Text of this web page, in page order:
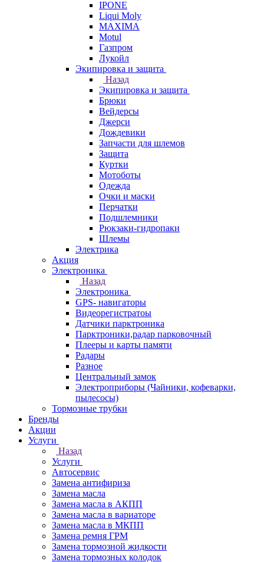
IPONE
Liqui Moly
MAXIMA
Motul
Газпром
Лукойл
Экипировка и защита
Назад
Экипировка и защита
Брюки
Вейдерсы
Джерси
Дождевики
Запчасти для шлемов
Защита
Куртки
Мотоботы
Одежда
Очки и маски
Перчатки
Подшлемники
Рюкзаки-гидропаки
Шлемы
Электрика
Акция
Электроника
Назад
Электроника
GPS- навигаторы
Видеорегистратоы
Датчики парктроника
Парктроники,радар парковочный
Плееры и карты памяти
Радары
Разное
Центральный замок
Электроприборы (Чайники, кофеварки,
пылесосы)
Тормозные трубки
Бренды
Акции
Услуги
Назад
Услуги
Автосервис
Замена антифириза
Замена масла
Замена масла в АКПП
Замена масла в вариаторе
Замена масла в МКПП
Замена ремня ГРМ
Замена тормозной жидкости
Замена тормозных колодок